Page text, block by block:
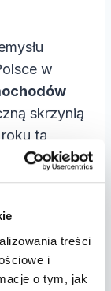
treści
i
o tym, jak
w
skrzynią
ta
to, że
sobie